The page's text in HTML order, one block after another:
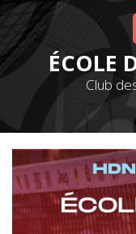
ÉCOLE
Club